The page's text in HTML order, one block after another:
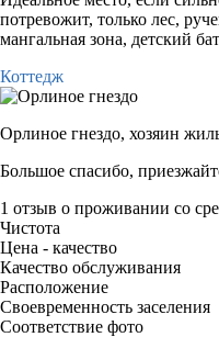
потревожит, только лес,
мангальная зона, детский
Коттедж
Орлиное гнездо, хозяин
Большое спасибо,
1 отзыв о проживании со
Чистота
Цена - качество
Качество обслуживания
Расположение
Своевременность заселения
Соответствие фото